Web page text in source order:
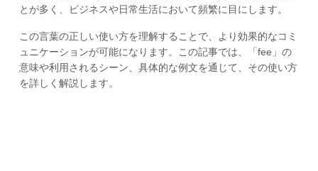
とが多く、ビジネスや日常生活において頻繁に目にします。
この言葉の正しい使い方を理解することで、より効果的なコミ
ュニケーションが可能になります。この記事では、「fee」の
意味や利用されるシーン、具体的な例文を通じて、その使い方
を詳しく解説します。